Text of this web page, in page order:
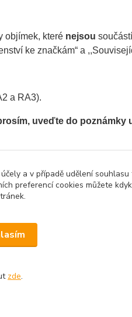
objímek, které nejsou
ke značkám“ a
a RA3).
uveďte do poznámky
a v případě udělení souhlasu
preferencí cookies můžete
zde.